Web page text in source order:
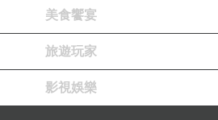
箱倒櫃找了好久》
物營是去摸小生物、烘焙營則是
準備的物品就多了些，圍裙、保
的東西就一大包了，還好不用準
美食饗宴
旅遊玩家
影視娛樂